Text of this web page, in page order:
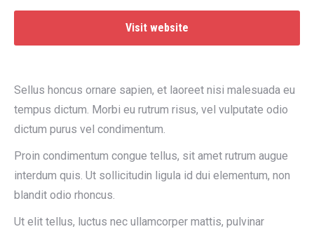
Visit website
Sellus honcus ornare sapien, et laoreet nisi malesuada eu
tempus dictum. Morbi eu rutrum risus, vel vulputate odio
dictum purus vel condimentum.
Proin condimentum congue tellus, sit amet rutrum augue
interdum quis. Ut sollicitudin ligula id dui elementum, non
blandit odio rhoncus.
Ut elit tellus, luctus nec ullamcorper mattis, pulvinar